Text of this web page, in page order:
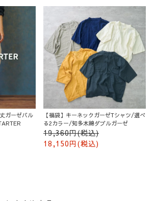
ガーゼバル
【福袋】キーネックガーゼTシャツ/選べ
る2カラー/知多木綿ダブルガーゼ
19,360円(税込)
18,150円(税込)